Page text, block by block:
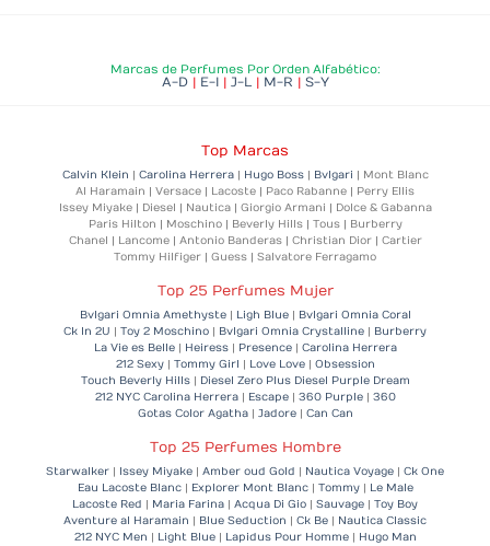
Marcas de Perfumes Por Orden Alfabético:
A-D | E-I | J-L | M-R | S-Y
Top Marcas
Calvin Klein | Carolina Herrera| Hugo Boss| Bvlgari | Mont Blanc
Al Haramain | Versace | Lacoste | Paco Rabanne | Perry Ellis
Issey Miyake | Diesel | Nautica | Giorgio Armani | Dolce & Gabanna
Paris Hilton | Moschino | Beverly Hills | Tous | Burberry
Chanel | Lancome | Antonio Banderas | Christian Dior | Cartier
Tommy Hilfiger | Guess | Salvatore Ferragamo
Top 25 Perfumes Mujer
Bvlgari Omnia Amethyste| Ligh Blue| Bvlgari Omnia Coral
Ck In 2U | Toy 2 Moschino | Bvlgari Omnia Crystalline | Burberry
La Vie es Belle| Heiress| Presence| Carolina Herrera
212 Sexy| Tommy Girl | Love Love| Obsession
Touch Beverly Hills| Diesel Zero Plus Diesel Purple Dream
212 NYC Carolina Herrera| Escape| 360 Purple| 360
Gotas Color Agatha| Jadore| Can Can
Top 25 Perfumes Hombre
Starwalker | Issey Miyake | Amber oud Gold | Nautica Voyage | Ck One
Eau Lacoste Blanc| Explorer Mont Blanc| Tommy| Le Male
Lacoste Red | Maria Farina | Acqua Di Gio | Sauvage | Toy Boy
Aventure al Haramain | Blue Seduction | Ck Be | Nautica Classic
212 NYC Men | Light Blue| Lapidus Pour Homme| Hugo Man